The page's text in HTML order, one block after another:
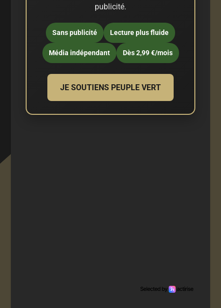
publicité.
Sans publicité Lecture plus fluide
Média indépendant Dès 2,99 €/mois
JE SOUTIENS PEUPLE VERT